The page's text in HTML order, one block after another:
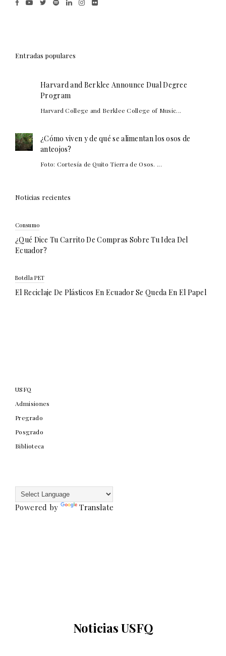
Entradas populares
Harvard and Berklee Announce Dual Degree
Program
Harvard College and Berklee College of Music...
¿Cómo viven y de qué se alimentan los osos de
anteojos?
Foto: Cortesía de Quito Tierra de Osos. ...
Noticias recientes
Consumo
¿Qué Dice Tu Carrito De Compras Sobre Tu Idea Del
Ecuador?
Botella PET
El Reciclaje De Plásticos En Ecuador Se Queda En El Papel
USFQ
Admisiones
Pregrado
Posgrado
Biblioteca
Powered by Translate
Noticias USFQ